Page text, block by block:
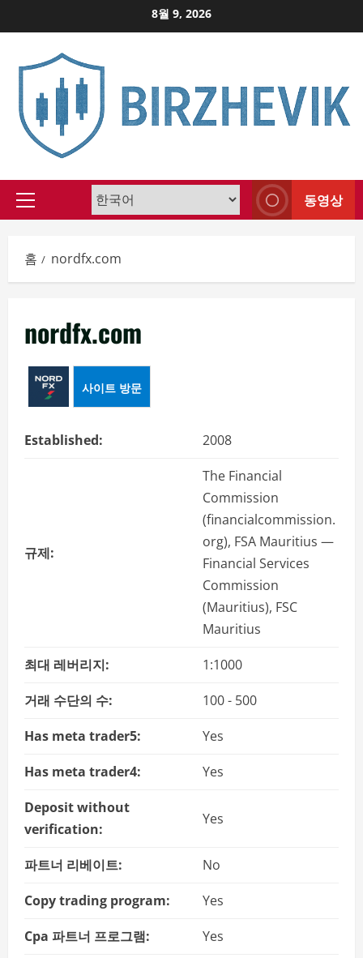
to
8월 9, 2026
Primary
동영상
홈 nordfx.com
nordfx.com
사이트 방문
Established: 2008
규제:
The Financial
Commission
(financialcommission.
org), FSA Mauritius —
Financial Services
Commission
(Mauritius), FSC
Mauritius
최대 레버리지:
1:1000
거래 수단의 수:
100 - 500
Has meta trader5:
Yes
Has meta trader4:
Yes
Deposit without
verification:
Yes
파트너 리베이트:
No
Copy trading program:
Yes
Cpa 파트너 프로그램:
Yes